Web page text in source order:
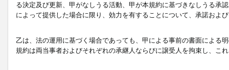
る決定及び更新、甲がなしうる活動、甲が本規約に基づきなしうる承
によって提供した場合に限り、効力を有することについて、承諾およ
乙は、法の運用に基づく場合であっても、甲による事前の書面による
規約は両当事者およびそれぞれの承継人ならびに譲受人を拘束し、こ